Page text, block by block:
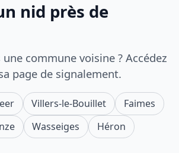
nid près de
commune voisine ? Accédez
page de signalement.
Villers-le-Bouillet
Faimes
Wasseiges Héron